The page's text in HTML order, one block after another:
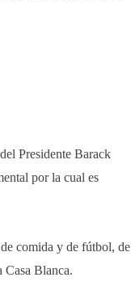
Presidente Barack
por la cual es
comida y de fútbol, de
Casa Blanca.